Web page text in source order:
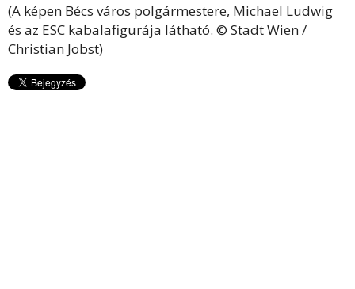
(A képen Bécs város polgármestere, Michael Ludwig
és az ESC kabalafigurája látható. © Stadt Wien /
Christian Jobst)